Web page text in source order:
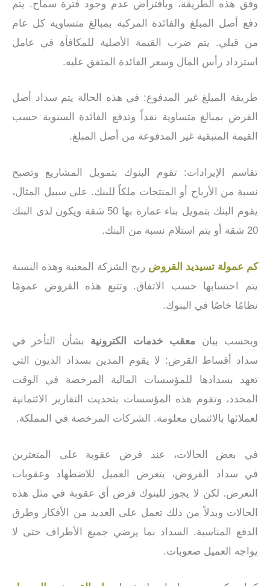
وفق هذه الطريقة، وبافتراض عدم وجود فترة سماح. يتم
دفع أصل المبلغ والفائدة المركبة بمبالغ متساوية كل عام
من قبلي. يتم ضرب القيمة الأصلية للمكافأة في عامل
استرداد رأس المال وسعر الفائدة المتفق عليه.
طريقة المبلغ غير المدفوع: في هذه الحالة يتم سداد أصل
القرض بمبالغ متساوية نقداً وتدفع الفائدة السنوية حسب
القيمة المتبقية غير المدفوعة من أصل المبلغ.
تقاسم الإيرادات: تقوم البنوك بتمويل المشاريع وتصبح
نسبة من الأرباح أو المنتجات ملكاً للبنك. على سبيل المثال،
يقوم البنك بتمويل بناء عمارة بها 50 شقة ويكون لدى البنك
20 شقة أو يتم استلام نسبة من البنك.
كم عمولة تسيديد القروض ربح الشركة المعنية وهذه النسبة
يتم احتسابها حسب الاتفاق. وتتبع هذه القروض عمومًا
نظامًا خاصًا في البنوك.
وبحسب بيان معقب خدمات الكترونية بشأن التأخر في
سداد أقساط القرض: لا يقوم المدين بسداد الديون التي
تعهد بسدادها للمؤسسات المالية المرخصة في الوقت
المحدد، وتقوم هذه المؤسسات بتحديث التقارير الائتمانية
لعملائها بالائتمان معلومة. الشركات المرخصة في المملكة.
في بعض الحالات، عند فرض عقوبة على المتعثرين
في سداد القروض، يتعرض العميل للاضطهاد وعقوبات
التعرض. لكن لا يجوز للبنوك فرض أي عقوبة في مثل هذه
الحالات وبدلاً من ذلك تعمل على العديد من الأفكار وطرق
الدفع المناسبة. السداد بما يرضي جميع الأطراف حتى لا
يواجه العميل صعوبات.